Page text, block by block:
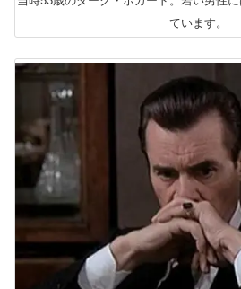
ています。